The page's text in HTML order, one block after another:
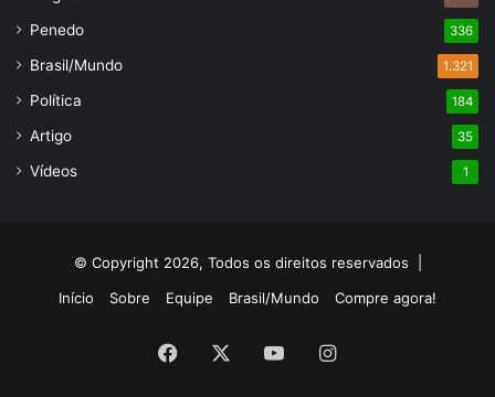
Penedo 336
Brasil/Mundo 1.321
Política 184
Artigo 35
Vídeos 1
© Copyright 2026, Todos os direitos reservados |
Início
Sobre Equipe Brasil/Mundo Compre agora!
Facebook YouTubeInstagram